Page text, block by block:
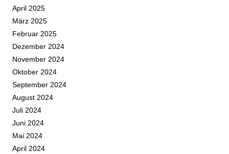
April 2025
März 2025
Februar 2025
Dezember 2024
November 2024
Oktober 2024
September 2024
August 2024
Juli 2024
Juni 2024
Mai 2024
April 2024